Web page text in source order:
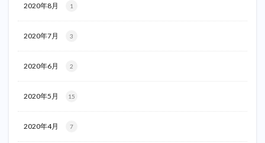
2020年8月 1
2020年7月 3
2020年6月 2
2020年5月 15
2020年4月 7